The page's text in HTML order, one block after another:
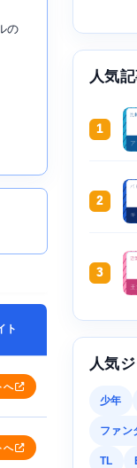
の
ト
へ
へ
人気
1
2
3
人気
少年
ファン
TL